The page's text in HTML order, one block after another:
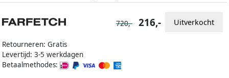
Retourneren: Gratis
Levertijd: 3-5 werkdagen
Betaalmethodes:
720,- 216,- Uitverkocht